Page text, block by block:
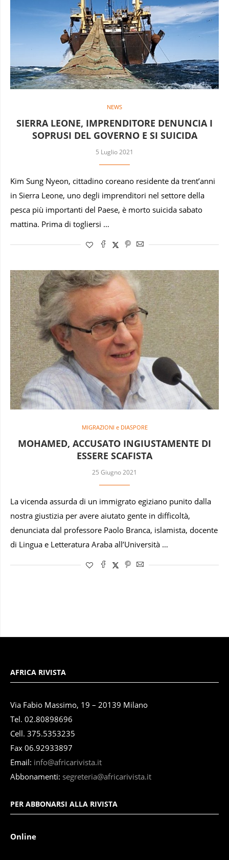
NEWS
SIERRA LEONE, IMPRENDITORE DENUNCIA I
SOPRUSI DEL GOVERNO E SI SUICIDA
5 Luglio 2021
Kim Sung Nyeon, cittadino coreano residente da trent’anni
in Sierra Leone, uno degli imprenditori nel settore della
pesca più importanti del Paese, è morto suicida sabato
mattina. Prima di togliersi …
MIGRAZIONI e DIASPORE
MOHAMED, ACCUSATO INGIUSTAMENTE DI
ESSERE SCAFISTA
25 Giugno 2021
La vicenda assurda di un immigrato egiziano punito dalla
nostra giustizia per avere aiutato gente in difficoltà,
denunciata dal professore Paolo Branca, islamista, docente
di Lingua e Letteratura Araba all’Università …
AFRICA RIVISTA
Via Fabio Massimo, 19 – 20139 Milano
Tel. 02.80898696
Cell. 375.5353235
Fax 06.92933897
Email: info@africarivista.it
Abbonamenti: segreteria@africarivista.it
PER ABBONARSI ALLA RIVISTA
Online